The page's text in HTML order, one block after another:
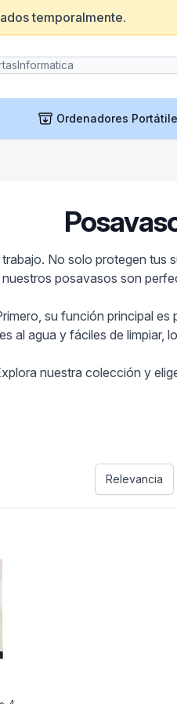
temporalmente.
Ordenadores
No solo protegen
posavasos son
su función principal
al agua y fáciles de
nuestra colección y
Relevancia